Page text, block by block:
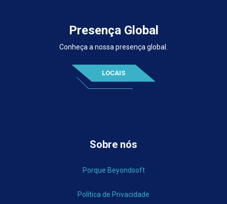
Presença Global
Conheça a nossa presença global.
LOCAIS
Sobre nós
Porque Beyondsoft
Política de Privacidade